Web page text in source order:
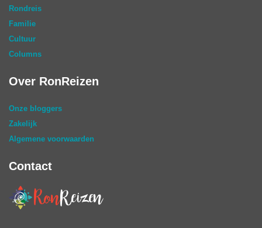
Rondreis
Familie
Cultuur
Columns
Over RonReizen
Onze bloggers
Zakelijk
Algemene voorwaarden
Contact